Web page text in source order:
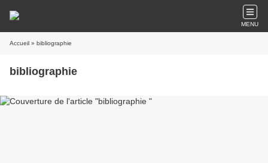
MENU
Accueil » bibliographie
bibliographie